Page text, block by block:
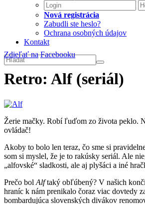
Nová registrácia
Zabudli ste heslo?
Ochrana osobných údajov
Kontakt
Zdieľať na Facebooku
Retro: Alf (seriál)
Žerie mačky. Robí ľuďom zo života peklo.
ovládač!
Akoby to bolo len teraz, čo sme si
som si myslel, že je to rakúsky seriál. Ale
„alfovské“ sladkosti, ale aj plyšáci a iné
Prečo bol Alftaký obľúbený? V našich
hraníc k nám prenikalo čoraz viac dovtedy
bombardujúca slovenských divákov